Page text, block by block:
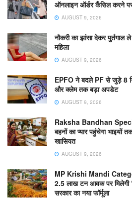
ऑनलाइन ऑर्डर कैंसिल करने
AUGUST 9, 2026
नौकरी का झांसा देकर पुर्तगाल
महिला
AUGUST 9, 2026
EPFO ने बदले PF से जुड़े 8
और क्लेम तक बड़ा अपडेट
AUGUST 9, 2026
Raksha Bandhan
बहनों का प्यार पहुंचेगा भाइयों
खासियत
AUGUST 9, 2026
MP Krishi Mandi
2.5 लाख टन आवक पर मिलेगी
सरकार का नया फॉर्मूला